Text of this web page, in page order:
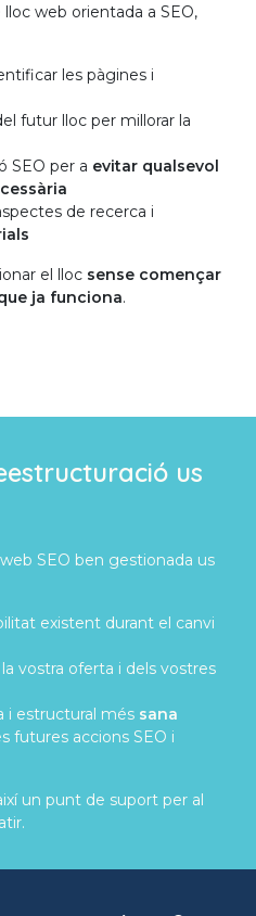
web orientada a SEO,
les pàgines i
futur lloc per millorar la
SEO per a evitar qualsevol
de recerca i
el lloc sense començar
ja funciona.
us
SEO ben gestionada us
existent durant el canvi
vostra oferta i dels vostres
i estructural més sana
futures accions SEO i
un punt de suport per al